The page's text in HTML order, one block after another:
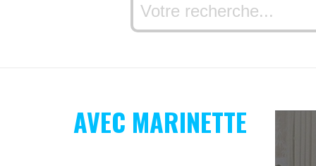
AVEC MARINETTE